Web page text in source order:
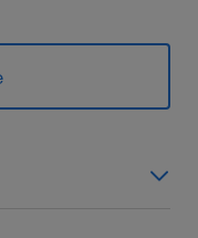
5年以上の経験
験